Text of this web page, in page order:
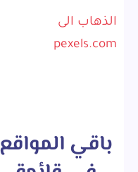
الذهاب الى
pexels.com
باقي المواقع